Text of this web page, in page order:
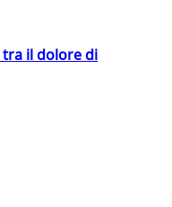
tra il dolore di